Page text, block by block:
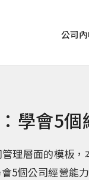
公司
學會5
理層面的模板
5個公司經營能